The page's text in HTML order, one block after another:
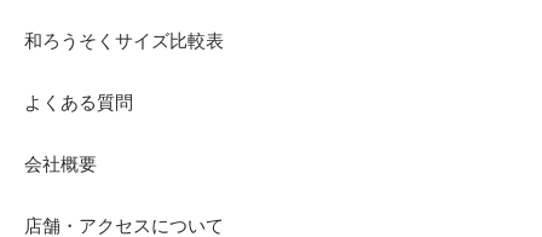
和ろうそくサイズ比較表
よくある質問
会社概要
店舗・アクセスについて